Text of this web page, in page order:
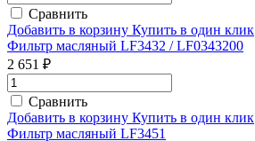
Сравнить
Добавить в корзину Купить в один клик
Фильтр масляный LF3432 / LF0343200
2 651 ₽
Сравнить
Добавить в корзину Купить в один клик
Фильтр масляный LF3451